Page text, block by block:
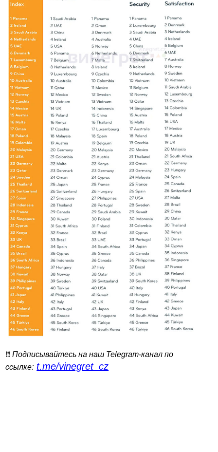
❗️❗️Подписывайтесь на наш Telegram-канал по
ссылке: t.me/vinegret_cz